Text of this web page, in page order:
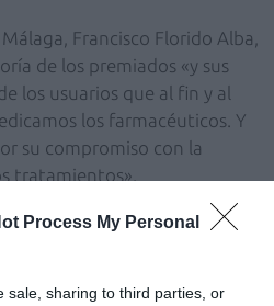
Process My Personal
sale, sharing to third parties, or
Francisco Florido Alba,
de los premiados «y sus
los usuarios que al fin y al
los farmacéuticos. Y
su compromiso con la
tratamientos».
del sector a la
ser sede de la Agencia